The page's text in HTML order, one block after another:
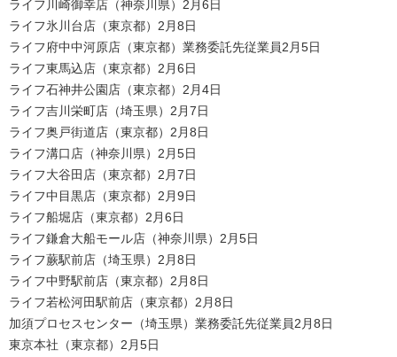
ライフ川崎御幸店（神奈川県）2月6日
ライフ氷川台店（東京都）2月8日
ライフ府中中河原店（東京都）業務委託先従業員2月5日
ライフ東馬込店（東京都）2月6日
ライフ石神井公園店（東京都）2月4日
ライフ吉川栄町店（埼玉県）2月7日
ライフ奥戸街道店（東京都）2月8日
ライフ溝口店（神奈川県）2月5日
ライフ大谷田店（東京都）2月7日
ライフ中目黒店（東京都）2月9日
ライフ船堀店（東京都）2月6日
ライフ鎌倉大船モール店（神奈川県）2月5日
ライフ蕨駅前店（埼玉県）2月8日
ライフ中野駅前店（東京都）2月8日
ライフ若松河田駅前店（東京都）2月8日
加須プロセスセンター（埼玉県）業務委託先従業員2月8日
東京本社（東京都）2月5日